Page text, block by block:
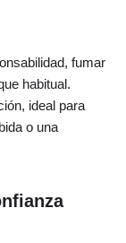
fumar
habitual.
ideal para
o una